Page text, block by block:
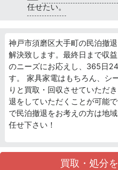
任せたい。
神戸市須磨区大手町の民泊撤
解決致します。最終日まで収
のニーズにお応えし、365日
す。 家具家電はもちろん、シ
りと買取・回収させていただ
退をしていただくことが可能
で民泊撤退をお考えの方は地
任せ下さい！
買取・処分